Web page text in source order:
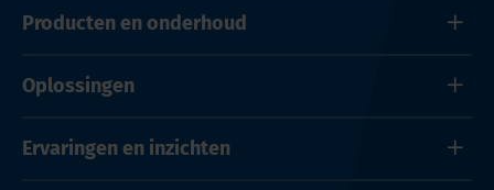
Producten en onderhoud
Oplossingen
Ervaringen en inzichten